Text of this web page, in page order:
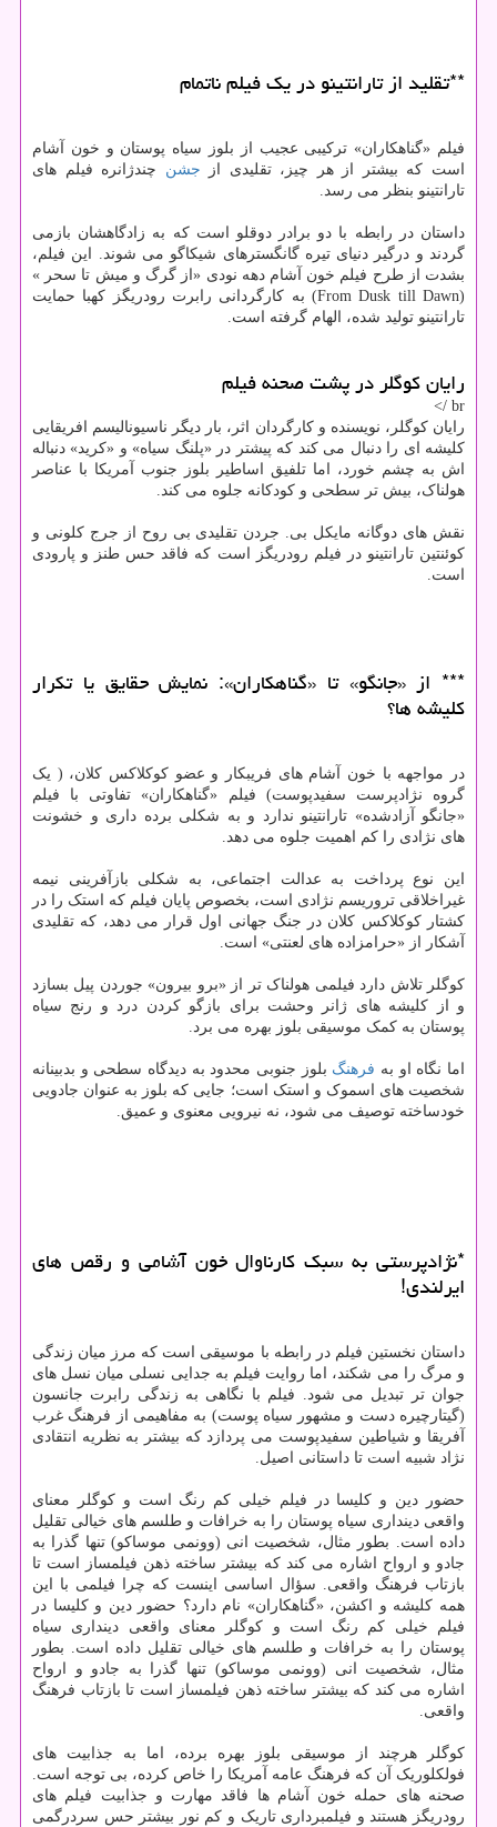
**تقلید از تارانتینو در یک فیلم ناتمام
فیلم «گناهکاران» ترکیبی عجیب از بلوز سیاه پوستان و خون آشام
است که بیشتر از هر چیز، تقلیدی از جشن چندژانره فیلم های
تارانتینو بنظر می رسد.
داستان در رابطه با دو برادر دوقلو است که به زادگاهشان بازمی
گردند و درگیر دنیای تیره گانگسترهای شیکاگو می شوند. این فیلم،
بشدت از طرح فیلم خون آشام دهه نودی «از گرگ و میش تا سحر »
(From Dusk till Dawn) به کارگردانی رابرت رودریگز کهبا حمایت
تارانتینو تولید شده، الهام گرفته است.
رایان کوگلر در پشت صحنه فیلم
br />
رایان کوگلر، نویسنده و کارگردان اثر، بار دیگر ناسیونالیسم افریقایی
کلیشه ای را دنبال می کند که پیشتر در «پلنگ سیاه» و «کرید» دنباله
اش به چشم خورد، اما تلفیق اساطیر بلوز جنوب آمریکا با عناصر
هولناک، بیش تر سطحی و کودکانه جلوه می کند.
نقش های دوگانه مایکل بی. جردن تقلیدی بی روح از جرج کلونی و
کوئنتین تارانتینو در فیلم رودریگز است که فاقد حس طنز و پارودی
است.
*** از «جانگو» تا «گناهکاران»: نمایش حقایق یا تکرار
کلیشه ها؟
در مواجهه با خون آشام های فریبکار و عضو کوکلاکس کلان، ( یک
گروه نژادپرست سفیدپوست) فیلم «گناهکاران» تفاوتی با فیلم
«جانگو آزادشده» تارانتینو ندارد و به شکلی برده داری و خشونت
های نژادی را کم اهمیت جلوه می دهد.
این نوع پرداخت به عدالت اجتماعی، به شکلی بازآفرینی نیمه
غیراخلاقی تروریسم نژادی است، بخصوص پایان فیلم که استک را در
کشتار کوکلاکس کلان در جنگ جهانی اول قرار می دهد، که تقلیدی
آشکار از «حرامزاده های لعنتی» است.
کوگلر تلاش دارد فیلمی هولناک تر از «برو بیرون» جوردن پیل بسازد
و از کلیشه های ژانر وحشت برای بازگو کردن درد و رنج سیاه
پوستان به کمک موسیقی بلوز بهره می برد.
اما نگاه او به فرهنگ بلوز جنوبی محدود به دیدگاه سطحی و بدبینانه
شخصیت های اسموک و استک است؛ جایی که بلوز به عنوان جادویی
خودساخته توصیف می شود، نه نیرویی معنوی و عمیق.
*نژادپرستی به سبک کارناوال خون آشامی و رقص های
ایرلندی!
داستان نخستین فیلم در رابطه با موسیقی است که مرز میان زندگی
و مرگ را می شکند، اما روایت فیلم به جدایی نسلی میان نسل های
جوان تر تبدیل می شود. فیلم با نگاهی به زندگی رابرت جانسون
(گیتارچیره دست و مشهور سیاه پوست) به مفاهیمی از فرهنگ غرب
آفریقا و شیاطین سفیدپوست می پردازد که بیشتر به نظریه انتقادی
نژاد شبیه است تا داستانی اصیل.
حضور دین و کلیسا در فیلم خیلی کم رنگ است و کوگلر معنای
واقعی دینداری سیاه پوستان را به خرافات و طلسم های خیالی تقلیل
داده است. بطور مثال، شخصیت انی (وونمی موساکو) تنها گذرا به
جادو و ارواح اشاره می کند که بیشتر ساخته ذهن فیلمساز است تا
بازتاب فرهنگ واقعی. سؤال اساسی اینست که چرا فیلمی با این
همه کلیشه و اکشن، «گناهکاران» نام دارد؟ حضور دین و کلیسا در
فیلم خیلی کم رنگ است و کوگلر معنای واقعی دینداری سیاه
پوستان را به خرافات و طلسم های خیالی تقلیل داده است. بطور
مثال، شخصیت انی (وونمی موساکو) تنها گذرا به جادو و ارواح
اشاره می کند که بیشتر ساخته ذهن فیلمساز است تا بازتاب فرهنگ
واقعی.
کوگلر هرچند از موسیقی بلوز بهره برده، اما به جذابیت های
فولکلوریک آن که فرهنگ عامه آمریکا را خاص کرده، بی توجه است.
صحنه های حمله خون آشام ها فاقد مهارت و جذابیت فیلم های
رودریگز هستند و فیلمبرداری تاریک و کم نور بیشتر حس سردرگمی